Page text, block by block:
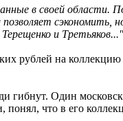
в своей
сэкономить,
и
рублей на
гибнут. Один
понял, что в его